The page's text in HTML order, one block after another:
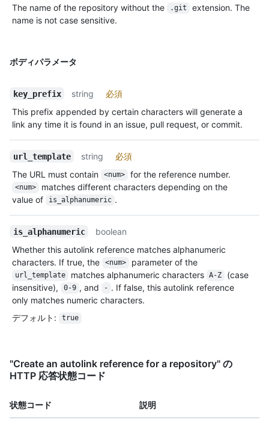
The name of the repository without the
.git
extension. The
name is not case sensitive.
ボディパラメータ
key_prefix string
必須
This prefix appended by certain characters will generate a
link any time it is found in an issue, pull request, or commit.
url_template string
必須
The URL must contain
<num> for the reference number.
<num>
matches different characters depending on the
value of
is_alphanumeric .
is_alphanumeric
boolean
Whether this autolink reference matches alphanumeric
characters. If true, the
<num> parameter of the
url_template matches alphanumeric characters A-Z
(case
insensitive),
0-9 , and - . If false, this autolink reference
only matches numeric characters.
デフォルト : true
"Create an autolink reference for a repository" の
HTTP 応答状態コード
状態コード 説明